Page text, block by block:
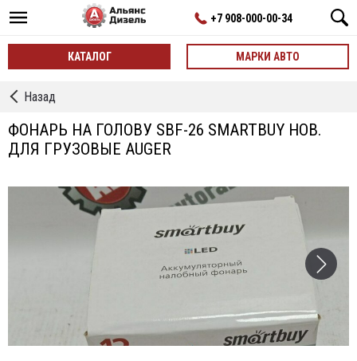
+7 908-000-00-34
КАТАЛОГ МАРКИ АВТО
←
ручные
и
на
Назад
ФОНАРЬ НА ГОЛОВУ SBF-26 SMARTBUY НОВ.
ДЛЯ ГРУЗОВЫЕ AUGER